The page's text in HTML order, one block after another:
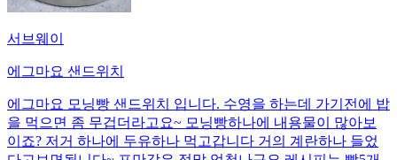
서브웨이
에그마요 샌드위치
에그마요 모닝빵 샌드위치 입니다. 수영을 하는데 가기전에 밥
을 먹으면 좀 무겁더라고요~ 모닝빵하나에 내용물이 많아보
이죠? 저거 하나에 두유하나 먹고갑니다 거의 계란하나 들었